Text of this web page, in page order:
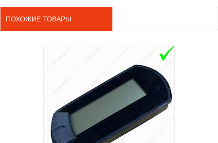
ПОХОЖИЕ ТОВАРЫ